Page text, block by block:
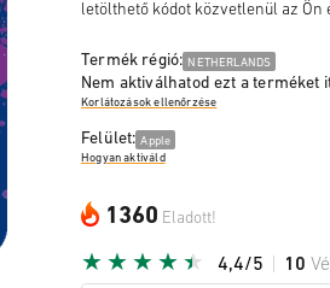
letölthető kódot közvetlenül az
Termék régió: NETHERLANDS
Nem aktiválhatod ezt a terméket
Korlátozások ellenőrzése
Felület: Apple
Hogyan aktiváld
1360 Eladott!
4,4/5 10